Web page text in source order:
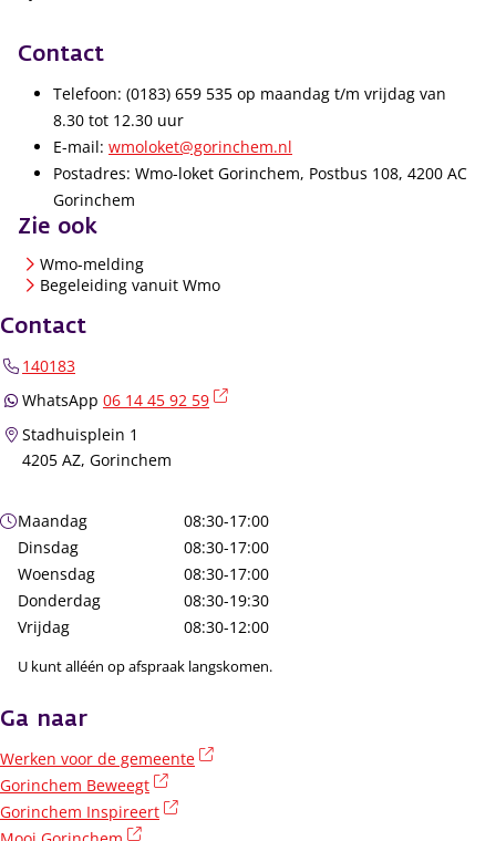
Contact
Telefoon: (0183) 659 535 op maandag t/m vrijdag van
8.30 tot 12.30 uur
E-mail: wmoloket@gorinchem.nl
Postadres: Wmo-loket Gorinchem, Postbus 108, 4200 AC
Gorinchem
Zie ook
Wmo-melding
Begeleiding vanuit Wmo
Contact
140183
WhatsApp 06 14 45 92 59
Stadhuisplein 1
4205 AZ, Gorinchem
Openingstijden
Maandag
08:30-17:00
Dinsdag
08:30-17:00
Woensdag
08:30-17:00
Donderdag
08:30-19:30
Vrijdag
08:30-12:00
U kunt alléén op afspraak langskomen.
Ga naar
Werken voor de gemeente
Gorinchem Beweegt
Gorinchem Inspireert